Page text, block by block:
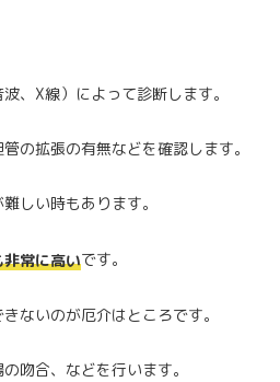
、X線）によって診断します。
の拡張の有無などを確認します。
しい時もあります。
常に高いです。
ないのが厄介はところです。
吻合、などを行います。